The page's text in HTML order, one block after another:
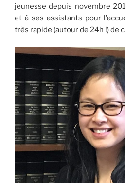
jeunesse depuis novembre
et à ses assistants pour
très rapide (autour de 24h !) de